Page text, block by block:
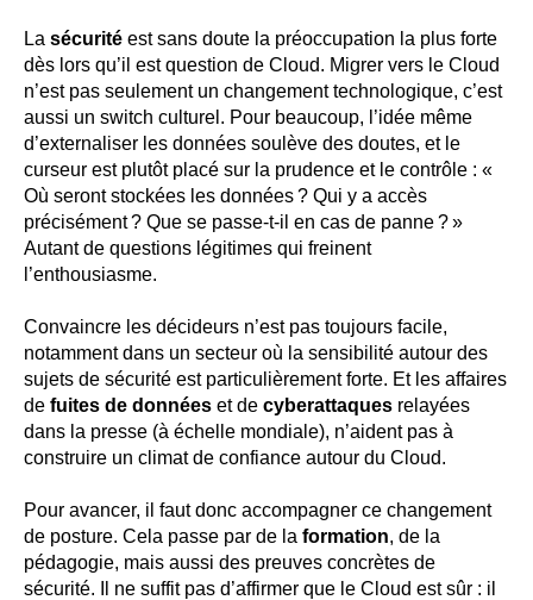
La sécurité est sans doute la préoccupation la plus forte
dès lors qu’il est question de Cloud. Migrer vers le Cloud
n’est pas seulement un changement technologique, c’est
aussi un switch culturel. Pour beaucoup, l’idée même
d’externaliser les données soulève des doutes, et le
curseur est plutôt placé sur la prudence et le contrôle : «
Où seront stockées les données ? Qui y a accès
précisément ? Que se passe-t-il en cas de panne ? »
Autant de questions légitimes qui freinent
l’enthousiasme.
Convaincre les décideurs n’est pas toujours facile,
notamment dans un secteur où la sensibilité autour des
sujets de sécurité est particulièrement forte. Et les affaires
de fuites de données et de cyberattaques relayées
dans la presse (à échelle mondiale), n’aident pas à
construire un climat de confiance autour du Cloud.
Pour avancer, il faut donc accompagner ce changement
de posture. Cela passe par de la formation, de la
pédagogie, mais aussi des preuves concrètes de
sécurité. Il ne suffit pas d’affirmer que le Cloud est sûr : il